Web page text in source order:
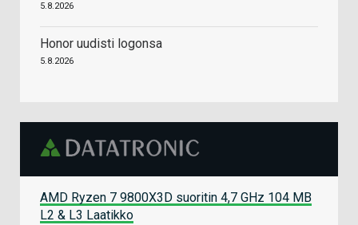
5.8.2026
Honor uudisti logonsa
5.8.2026
AMD Ryzen 7 9800X3D suoritin 4,7 GHz 104 MB
L2 & L3 Laatikko